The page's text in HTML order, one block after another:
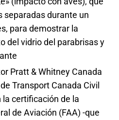
separadas durante un
para demostrar la
del vidrio del parabrisas y
Pratt & Whitney Canada
Transport Canada Civil
la certificación de la
de Aviación (FAA) -que